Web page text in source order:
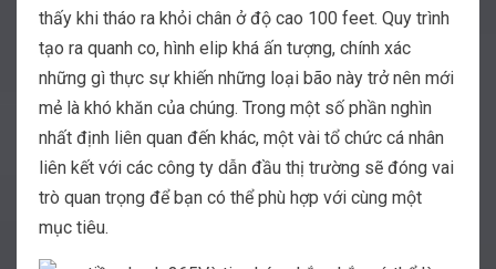
thấy khi tháo ra khỏi chân ở độ cao 100 feet. Quy trình
tạo ra quanh co, hình elip khá ấn tượng, chính xác
những gì thực sự khiến những loại bão này trở nên mới
mẻ là khó khăn của chúng. Trong một số phần nghìn
nhất định liên quan đến khác, một vài tổ chức cá nhân
liên kết với các công ty dẫn đầu thị trường sẽ đóng vai
trò quan trọng để bạn có thể phù hợp với cùng một
mục tiêu.